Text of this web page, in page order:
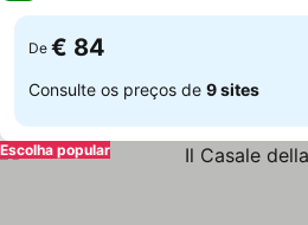
De € 84
Consulte os preços de 9 sites
Escolha popular